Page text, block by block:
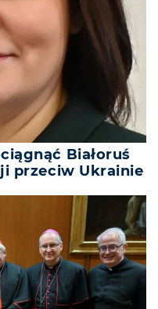
Białoruś
przeciw Ukrainie